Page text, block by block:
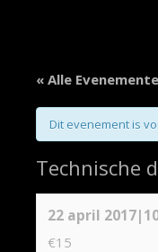
« Alle
Dit evenement is
Technische
22 april
€15